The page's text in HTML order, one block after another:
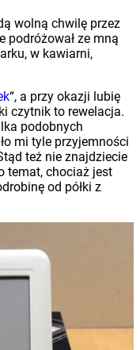
wolną chwilę przez
podróżował ze mną
w kawiarni,
“, a przy okazji lubię
czytnik to rewelacja.
podobnych
mi tyle przyjemności
też nie znajdziecie
temat, chociaż jest
od półki z